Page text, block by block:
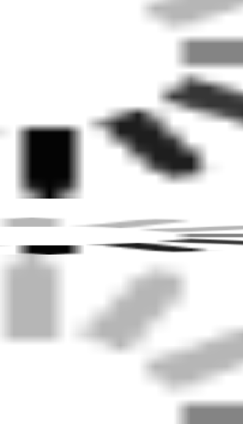
de nível de exportação
Caixa de chapa
e aéreo padrão disponíveis.
a opção de entrega.
de equipamentos de
perto de Xangai, China. Com
global, garantimos
de soldagem de
para desenvolver e
Fusão de Topo Automática.